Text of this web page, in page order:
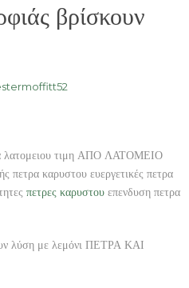
βρίσκουν
τιμη ΑΠΟ ΛΑΤΟΜΕΙΟ
πετρα καρυστου ευεργετικές πετρα
πετρες καρυστου επενδυση πετρα
λύση με λεμόνι ΠΕΤΡΑ ΚΑΙ